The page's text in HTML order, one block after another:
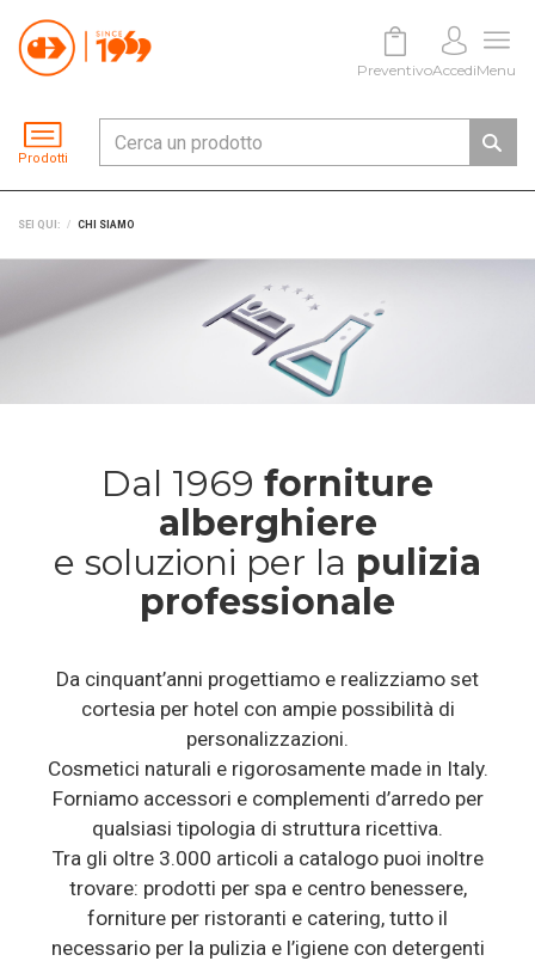
Prodotti
PreventivoAccediMenu
SEI QUI: CHI SIAMO
Dal 1969 forniture
alberghiere
e soluzioni per la pulizia
professionale
Da cinquant’anni progettiamo e realizziamo set
cortesia per hotel con ampie possibilità di
personalizzazioni.
Cosmetici naturali e rigorosamente made in Italy.
Forniamo accessori e complementi d’arredo per
qualsiasi tipologia di struttura ricettiva.
Tra gli oltre 3.000 articoli a catalogo puoi inoltre
trovare: prodotti per spa e centro benessere,
forniture per ristoranti e catering, tutto il
necessario per la pulizia e l’igiene con detergenti